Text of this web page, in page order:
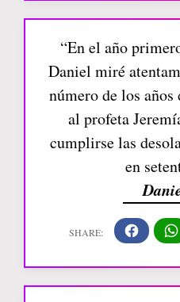
“En el año
Daniel miré
número de los años
al profeta
cumplirse las
en